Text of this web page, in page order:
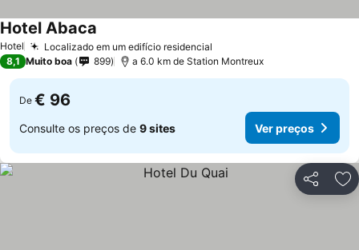
Hotel Localizado em um edifício residencial
Hotel Abaca
8,1 Muito boa 899 a 6.0 km de Station Montreux
De € 96
Consulte os preços de 9 sites Ver preços
Partilhar